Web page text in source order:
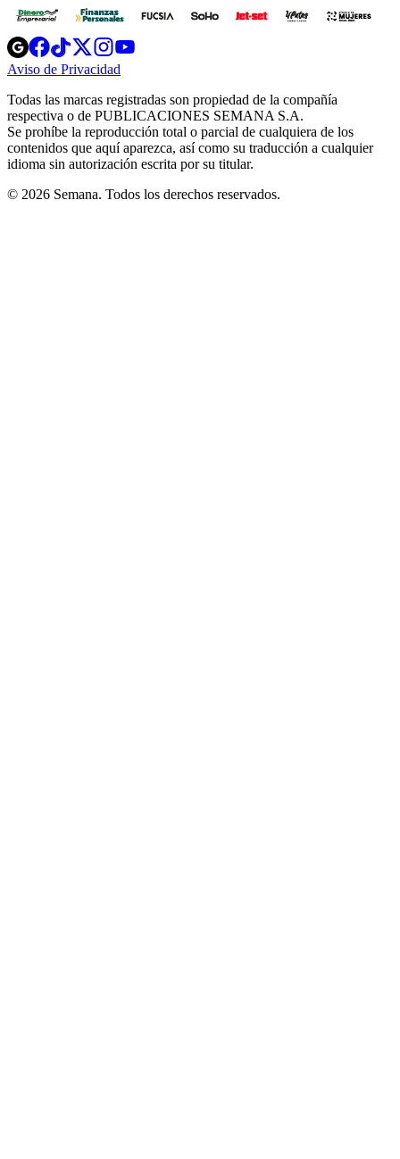
Opens
in
new
Opens
in
new
Opens
in
new
window
Opens
new
windowwindow
Aviso de Privacidad
new
window
Todas las marcas registradas son propiedad de la compañía
respectiva o de PUBLICACIONES SEMANA S.A.
Se prohíbe la reproducción total o parcial de cualquiera de los
contenidos que aquí aparezca, así como su traducción a cualquier
idioma sin autorización escrita por su titular.
© 2026 Semana. Todos los derechos reservados.